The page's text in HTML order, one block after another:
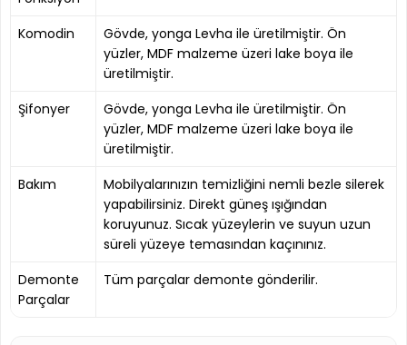
Komodin
Gövde, yonga Levha ile üretilmiştir. Ön
yüzler, MDF malzeme üzeri lake boya ile
üretilmiştir.
Şifonyer
Gövde, yonga Levha ile üretilmiştir. Ön
yüzler, MDF malzeme üzeri lake boya ile
üretilmiştir.
Bakım
Mobilyalarınızın temizliğini nemli bezle silerek
yapabilirsiniz. Direkt güneş ışığından
koruyunuz. Sıcak yüzeylerin ve suyun uzun
süreli yüzeye temasından kaçınınız.
Demonte
Parçalar
Tüm parçalar demonte gönderilir.